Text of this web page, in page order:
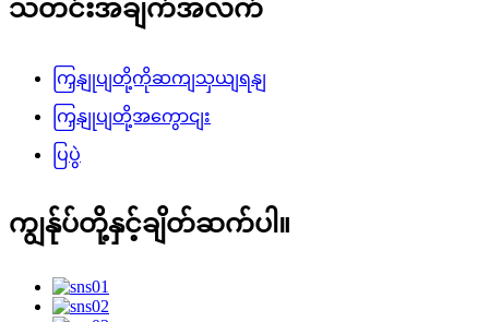
သတင်းအချက်အလက်
ကြှနျုပျတို့ကိုဆကျသှယျရနျ
ကြှနျုပျတို့အကွောငျး
ပြပွဲ
ကျွန်ုပ်တို့နှင့်ချိတ်ဆက်ပါ။